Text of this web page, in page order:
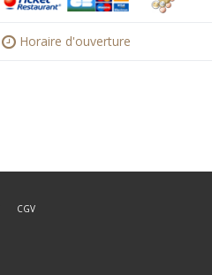
Horaire d'ouverture
CGV